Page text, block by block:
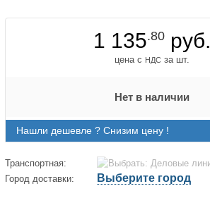
1 135.80 руб.
цена с НДС за шт.
Нет в наличии
Нашли дешевле ? Снизим цену !
Транспортная:
Город доставки:
Выберите город